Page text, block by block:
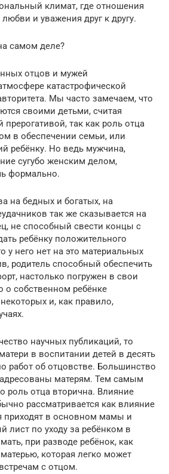
климат, где отношения
и уважения друг к другу.
самом деле?
отцов и мужей
катастрофической
Мы часто замечаем, что
своими детьми, считая
так как роль отца
в обеспечении семьи, или
ребёнку. Но ведь мужчина,
сугубо женским делом,
формально.
на бедных и богатых, на
так же сказывается на
не способный свести концы с
ребёнку положительного
у него нет на это материальных
родитель способный обеспечить
настолько погружен в свои
о собственном ребёнке
и, как правило,
научных публикаций, то
в воспитании детей в десять
работ об отцовстве. Большинство
адресованы матерям. Тем самым
роль отца вторична. Влияние
рассматривается как влияние
приходят в основном мамы и
лист по уходу за ребёнком в
при разводе ребёнок, как
которая легко может
с отцом.